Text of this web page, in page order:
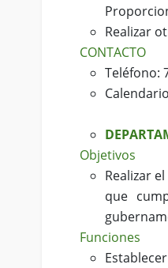
Realizar
CONTACTO
Teléfono:
Objetivos
Realizar
que
Funciones